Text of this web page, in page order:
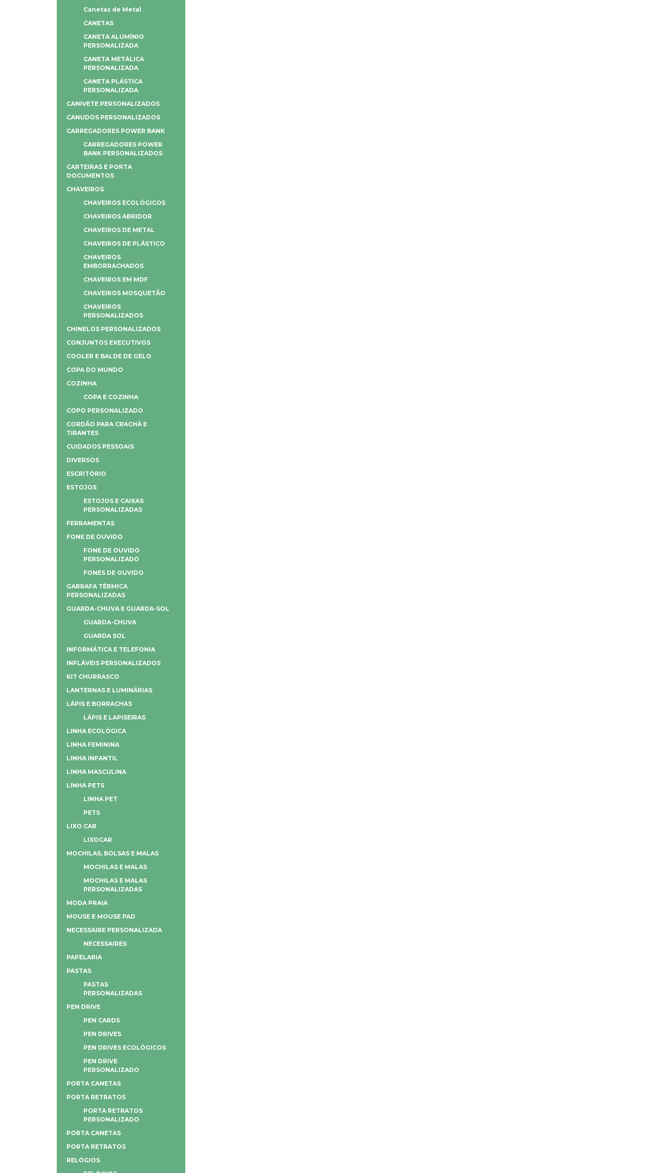
Canetas de Metal
CANETAS
CANETA ALUMÍNIO
PERSONALIZADA
CANETA METÁLICA
PERSONALIZADA
CANETA PLÁSTICA
PERSONALIZADA
CANIVETE PERSONALIZADOS
CANUDOS PERSONALIZADOS
CARREGADORES POWER BANK
CARREGADORES POWER
BANK PERSONALIZADOS
CARTEIRAS E PORTA
DOCUMENTOS
CHAVEIROS
CHAVEIROS ECOLÓGICOS
CHAVEIROS ABRIDOR
CHAVEIROS DE METAL
CHAVEIROS DE PLÁSTICO
CHAVEIROS
EMBORRACHADOS
CHAVEIROS EM MDF
CHAVEIROS MOSQUETÃO
CHAVEIROS
PERSONALIZADOS
CHINELOS PERSONALIZADOS
CONJUNTOS EXECUTIVOS
COOLER E BALDE DE GELO
COPA DO MUNDO
COZINHA
COPA E COZINHA
COPO PERSONALIZADO
CORDÃO PARA CRACHÁ E
TIRANTES
CUIDADOS PESSOAIS
DIVERSOS
ESCRITÓRIO
ESTOJOS
ESTOJOS E CAIXAS
PERSONALIZADAS
FERRAMENTAS
FONE DE OUVIDO
FONE DE OUVIDO
PERSONALIZADO
FONES DE OUVIDO
GARRAFA TÉRMICA
PERSONALIZADAS
GUARDA-CHUVA E GUARDA-SOL
GUARDA-CHUVA
GUARDA SOL
INFORMÁTICA E TELEFONIA
INFLÁVEIS PERSONALIZADOS
KIT CHURRASCO
LANTERNAS E LUMINÁRIAS
LÁPIS E BORRACHAS
LÁPIS E LAPISEIRAS
LINHA ECOLÓGICA
LINHA FEMININA
LINHA INFANTIL
LINHA MASCULINA
LINHA PETS
LINHA PET
PETS
LIXO CAR
LIXOCAR
MOCHILAS, BOLSAS E MALAS
MOCHILAS E MALAS
MOCHILAS E MALAS
PERSONALIZADAS
MODA PRAIA
MOUSE E MOUSE PAD
NECESSAIRE PERSONALIZADA
NECESSAIRES
PAPELARIA
PASTAS
PASTAS
PERSONALIZADAS
PEN DRIVE
PEN CARDS
PEN DRIVES
PEN DRIVES ECOLÓGICOS
PEN DRIVE
PERSONALIZADO
PORTA CANETAS
PORTA RETRATOS
PORTA RETRATOS
PERSONALIZADO
PORTA CANETAS
PORTA RETRATOS
RELÓGIOS